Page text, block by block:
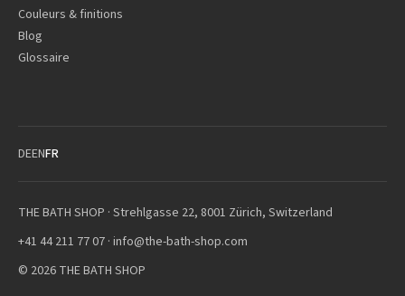
Couleurs & finitions
Blog
Glossaire
DEENFR
THE BATH SHOP · Strehlgasse 22, 8001 Zürich, Switzerland
+41 44 211 77 07 · info@the-bath-shop.com
© 2026 THE BATH SHOP